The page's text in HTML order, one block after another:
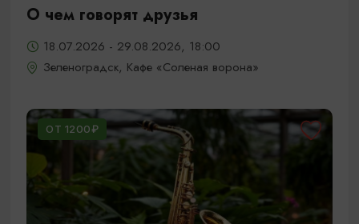
О чем говорят друзья
18.07.2026 - 29.08.2026, 18:00
Зеленоградск, Кафе «Соленая ворона»
ОТ 1200₽